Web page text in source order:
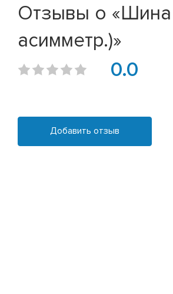
Отзывы о «Шина
асимметр.)»
0.0
Добавить отзыв